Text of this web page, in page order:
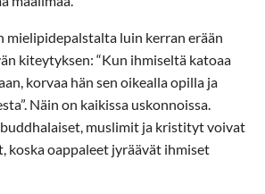
mielipidepalstalta luin kerran erään
kiteytyksen: “Kun ihmiseltä katoaa
korvaa hän sen oikealla opilla ja
Näin on kaikissa uskonnoissa.
muslimit ja kristityt voivat
koska oappaleet jyräävät ihmiset